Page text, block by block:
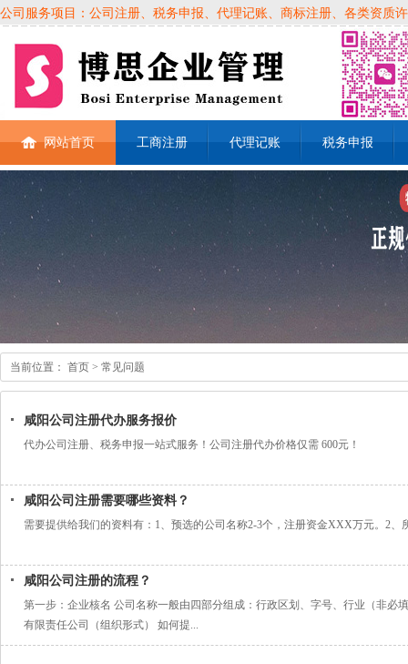
公司服务项目：公司注册、税务申报、代理记账、商标注册、各类资质
网站首页 工商注册 代理记账 税务申报
当前位置： 首页 > 常见问题
咸阳公司注册代办服务报价
代办公司注册、税务申报一站式服务！公司注册代办价格仅需 600元！
咸阳公司注册需要哪些资料？
需要提供给我们的资料有：1、预选的公司名称2-3个，注册资金XXX万元。2
咸阳公司注册的流程？
第一步：企业核名 公司名称一般由四部分组成：行政区划、字号、行业（非
有限责任公司（组织形式） 如何提...